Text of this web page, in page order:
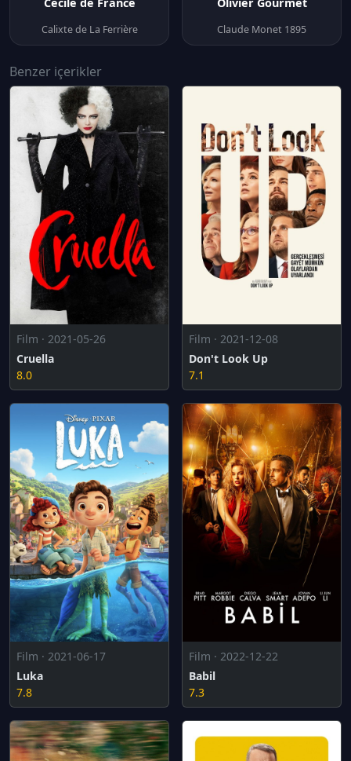
Calixte de La Ferrière Claude Monet 1895
Benzer içerikler
Film · 2021-05-26
Cruella
8.0
Film · 2021-12-08
Don't Look Up
7.1
Film · 2021-06-17
Luka
7.8
Film · 2022-12-22
Babil
7.3